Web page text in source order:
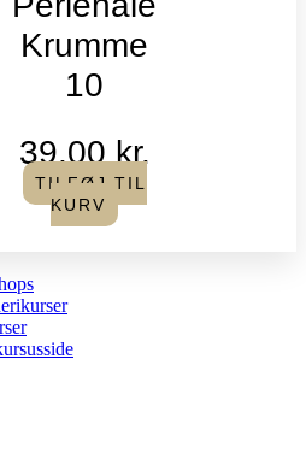
Krumme
10
39,00kr.
TILFØJ TIL
KURV